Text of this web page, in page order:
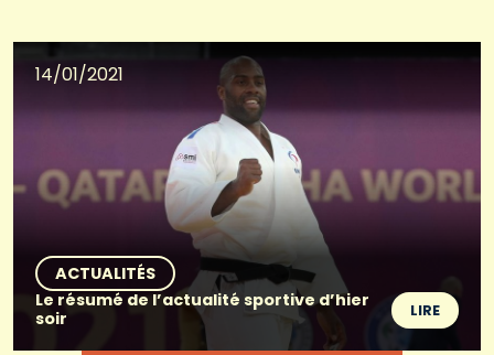
14/01/2021
ACTUALITÉS
Le résumé de l’actualité sportive d’hier
soir
LIRE